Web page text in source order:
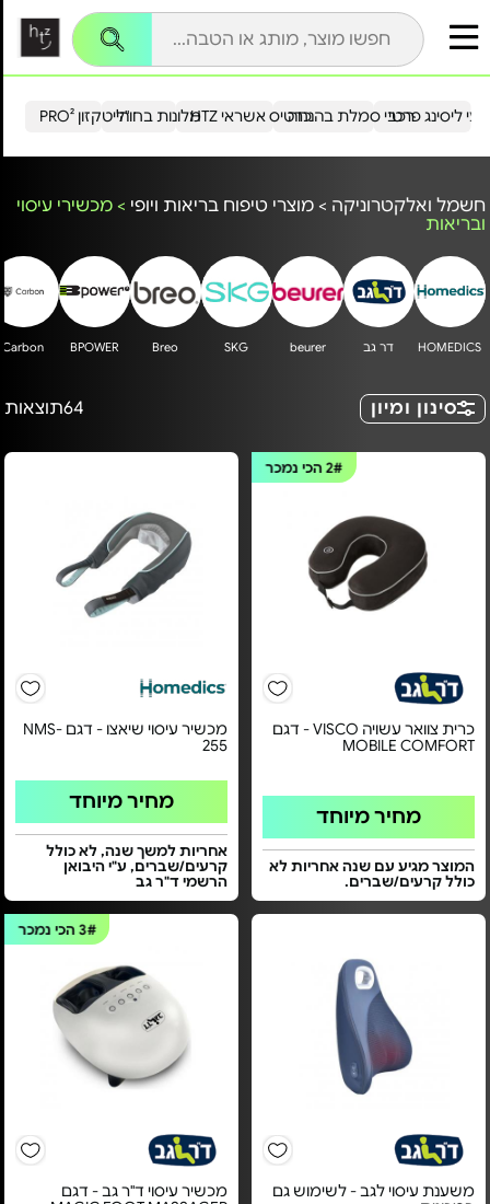
הייטקזון PRO²מלונות בחו"ל כרטיס אשראי HTZ ליסינג פרטירכבי סמלת בהנחה
חשמל ואלקטרוניקה > מוצרי טיפוח בריאות ויופי > מכשירי עיסוי
ובריאות
HOMEDICS דר גב beurer
SKG
Breo
BPOWER
Carbon
סינון ומיון 64תוצאות
2#הכי נמכר
כרית צוואר עשויה VISCO - דגם
MOBILE COMFORT
מחיר מיוחד
המוצר מגיע עם שנה אחריות לא
כולל קרעים/שברים.
מכשיר עיסוי שיאצו - דגם NMS-
255
מחיר מיוחד
אחריות למשך שנה, לא כולל
קרעים/שברים, ע"י היבואן
הרשמי ד"ר גב
משענת עיסוי לגב - לשימוש גם
3#הכי נמכר
מכשיר עיסוי ד"ר גב - דגם